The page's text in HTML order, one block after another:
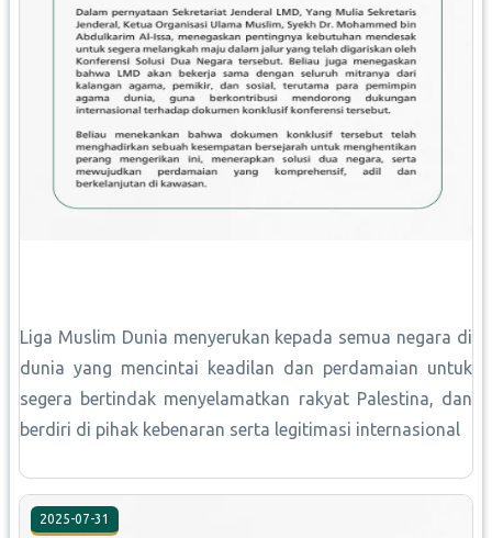
Liga Muslim Dunia menyerukan kepada semua negara di
dunia yang mencintai keadilan dan perdamaian untuk
segera bertindak menyelamatkan rakyat Palestina, dan
berdiri di pihak kebenaran serta legitimasi internasional
2025-07-31